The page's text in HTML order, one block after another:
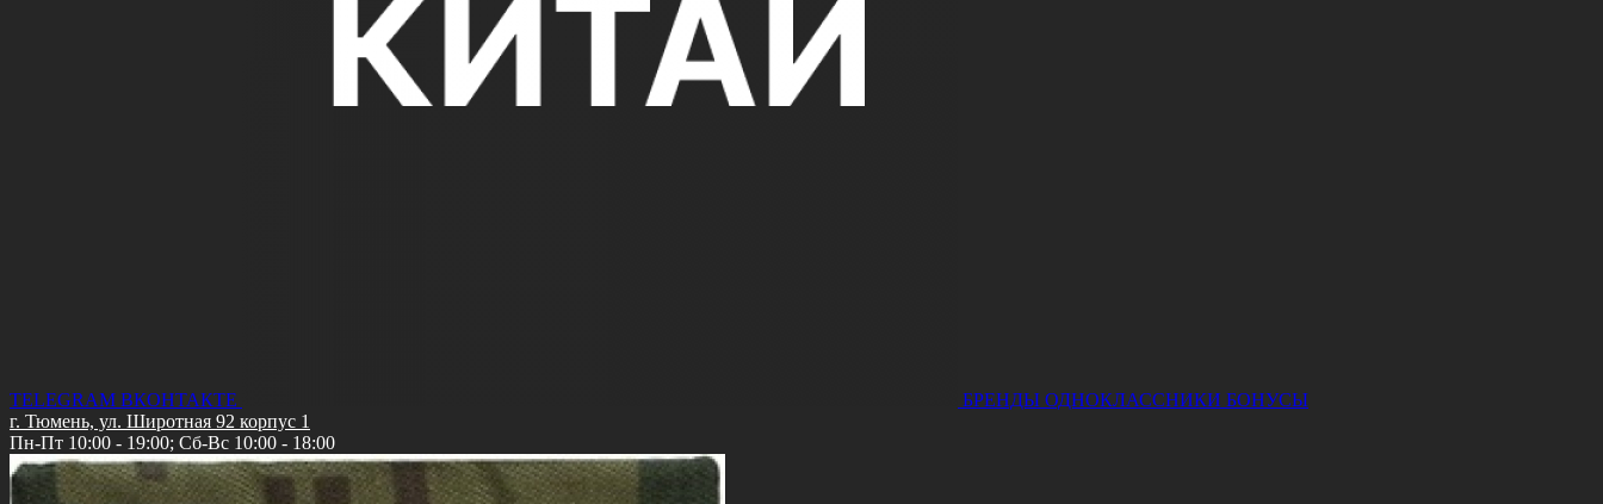
TELEGRAM ВКОНТАКТЕ БРЕНДЫ ОДНОКЛАССНИКИ БОНУСЫ
г. Тюмень, ул. Широтная 92 корпус 1
Пн-Пт 10:00 - 19:00; Сб-Вс 10:00 - 18:00